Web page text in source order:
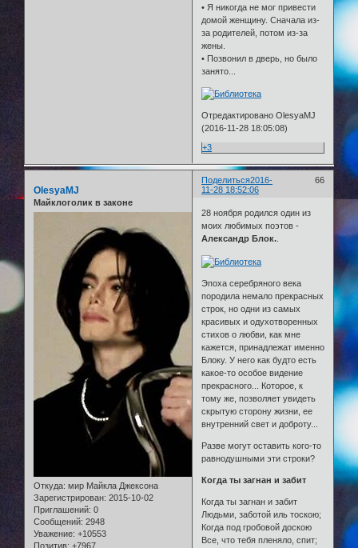
• Я никогда не мог привести
домой женщину. Сначала из-
за родителей, потом из-за
жены.
• Позвонил в дверь, но было
занято...
Отредактировано OlesyaMJ
(2016-11-28 18:05:08)
+3
Поделиться 66
2016-
11-28 18:52:06
OlesyaMJ
Майклоголик в законе
Откуда: мир Майкла Джексона
Зарегистрирован: 2015-10-02
Приглашений: 0
Сообщений: 2948
Уважение: +10553
Позитив: +7967
28 ноября родился один из
моих любимых поэтов -
Александр Блок..
Эпоха серебряного века
породила немало прекрасных
строк, но одни из самых
красивых и одухотворенных
стихов о любви, как мне
кажется, принадлежат именно
Блоку. У него как будто есть
какое-то особое видение
прекрасного... Которое, к
тому же, позволяет увидеть
скрытую сторону жизни, ее
внутренний свет и доброту...
Разве могут оставить кого-то
равнодушными эти строки?
Когда ты загнан и забит
Когда ты загнан и забит
Людьми, заботой иль тоскою;
Когда под гробовой доскою
Все, что тебя пленяло, спит;